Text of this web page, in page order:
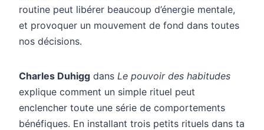
routine peut libérer beaucoup d’énergie mentale,
et provoquer un mouvement de fond dans toutes
nos décisions.
Charles Duhigg dans Le pouvoir des habitudes
explique comment un simple rituel peut
enclencher toute une série de comportements
bénéfiques. En installant trois petits rituels dans ta